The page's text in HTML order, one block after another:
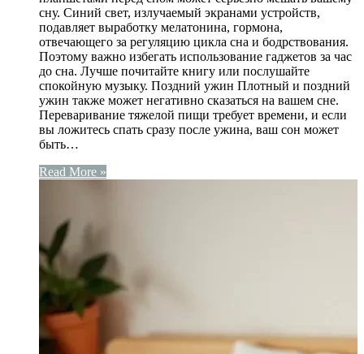
сну. Синий свет, излучаемый экранами устройств,
подавляет выработку мелатонина, гормона,
отвечающего за регуляцию цикла сна и бодрствования.
Поэтому важно избегать использование гаджетов за час
до сна. Лучше почитайте книгу или послушайте
спокойную музыку. Поздний ужин Плотный и поздний
ужин также может негативно сказаться на вашем сне.
Переваривание тяжелой пищи требует времени, и если
вы ложитесь спать сразу после ужина, ваш сон может
быть…
Read More »